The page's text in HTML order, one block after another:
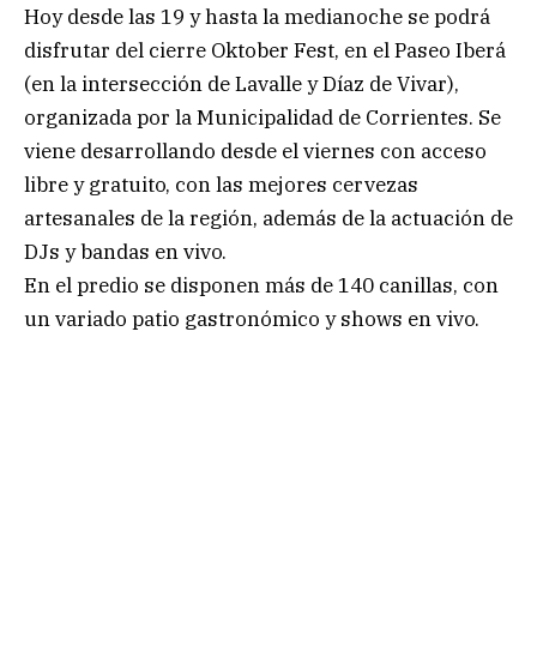
Hoy desde las 19 y hasta la medianoche se podrá
disfrutar del cierre Oktober Fest, en el Paseo Iberá
(en la intersección de Lavalle y Díaz de Vivar),
organizada por la Municipalidad de Corrientes. Se
viene desarrollando desde el viernes con acceso
libre y gratuito, con las mejores cervezas
artesanales de la región, además de la actuación de
DJs y bandas en vivo.
En el predio se disponen más de 140 canillas, con
un variado patio gastronómico y shows en vivo.